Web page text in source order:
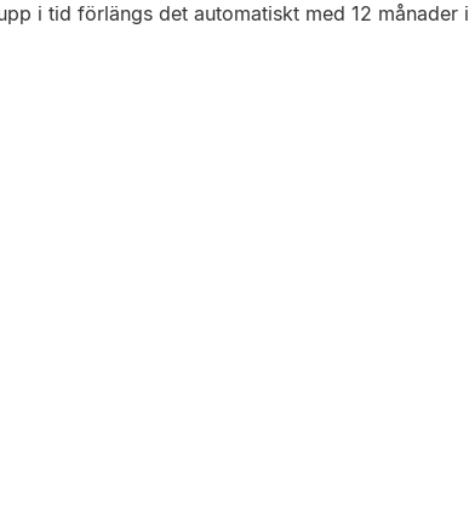
i tid förlängs det automatiskt med 12 månader i